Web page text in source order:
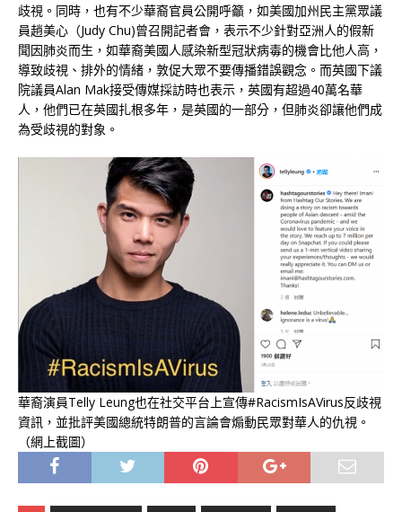
歧視。同時，也有不少華裔官員公開呼籲，如美國加州民主黨眾議
員趙美心（Judy Chu)曾召開記者會，表示不少針對亞洲人的假新
聞因肺炎而生，如華裔美國人感染新型冠狀病毒的機會比他人高，
導致歧視、排外的情緒，敦促大眾不要傳播錯誤觀念。而英國下議
院議員Alan Mak接受傳媒採訪時也表示，英國有超過40萬名華
人，他們已在英國扎根多年，是英國的一部分，但肺炎卻讓他們成
為受歧視的對象。
華裔演員Telly Leung也在社交平台上宣傳#RacismIsAVirus反歧視
資訊，並批評美國總統特朗普的言論會煽動民眾對華人的仇視。
（網上截圖）